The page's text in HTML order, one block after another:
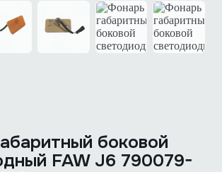
боковой
FAW J6 790079-